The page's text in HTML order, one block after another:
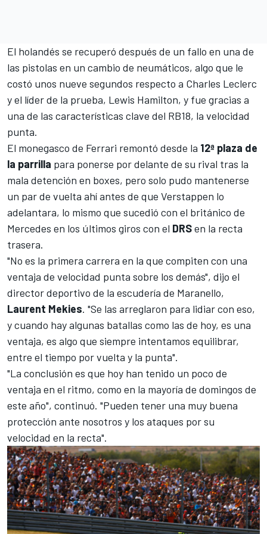
El holandés se recuperó después de un fallo en una de
las pistolas en un cambio de neumáticos, algo que le
costó unos nueve segundos respecto a Charles Leclerc
y el líder de la prueba, Lewis Hamilton, y fue gracias a
una de las características clave del RB18, la velocidad
punta.
El monegasco de Ferrari remontó desde la 12ª plaza de
la parrilla para ponerse por delante de su rival tras la
mala detención en boxes, pero solo pudo mantenerse
un par de vuelta ahí antes de que Verstappen lo
adelantara, lo mismo que sucedió con el británico de
Mercedes en los últimos giros con el DRSen la recta
trasera.
"No es la primera carrera en la que compiten con una
ventaja de velocidad punta sobre los demás", dijo el
director deportivo de la escudería de Maranello,
Laurent Mekies. "Se las arreglaron para lidiar con eso,
y cuando hay algunas batallas como las de hoy, es una
ventaja, es algo que siempre intentamos equilibrar,
entre el tiempo por vuelta y la punta".
"La conclusión es que hoy han tenido un poco de
ventaja en el ritmo, como en la mayoría de domingos de
este año", continuó. "Pueden tener una muy buena
protección ante nosotros y los ataques por su
velocidad en la recta".